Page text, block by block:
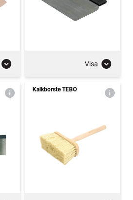
Visa
Kalkborste TEBO